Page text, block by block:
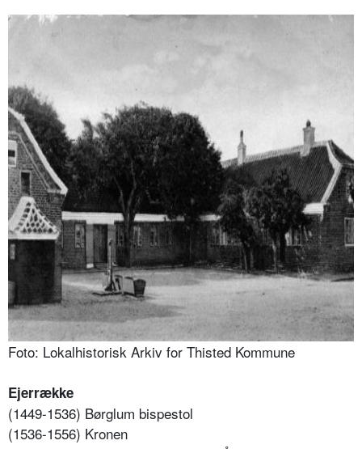
Foto: Lokalhistorisk Arkiv for Thisted Kommune
Ejerrække
(1449-1536) Børglum bispestol
(1536-1556) Kronen